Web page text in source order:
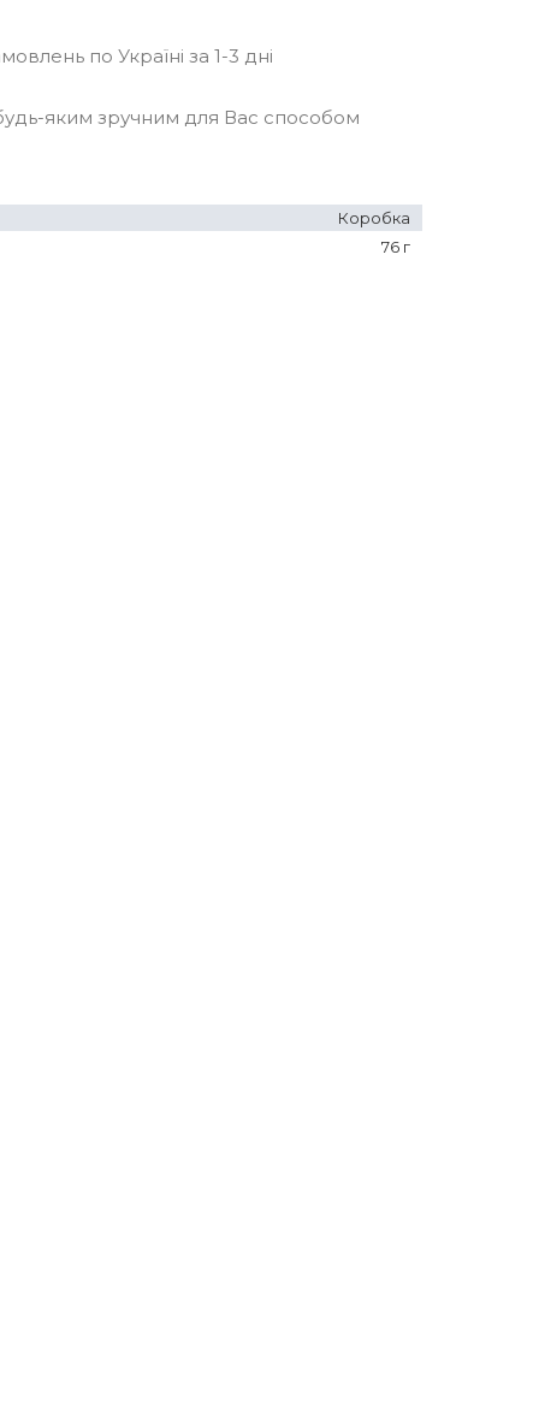
по Україні за 1-3 дні
яким зручним для Вас способом
Коробка
76 г